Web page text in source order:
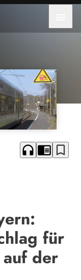
headphones chrome_reader_mode bookmark_border
für
der